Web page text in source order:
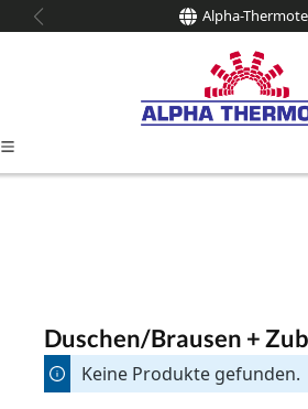
springen Alpha-
Duschen/Brausen +
Keine Produkte gefunden.